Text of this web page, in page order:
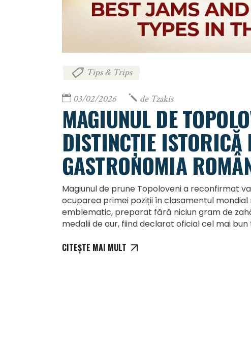
Tips & Trips
03/02/2026 de Tzakis
MAGIUNUL DE
DISTINCȚIE ISTORICĂ
GASTRONOMIA
Magiunul de prune Topoloveni a reconfirmat
ocuparea primei poziții în clasamentul
emblematic, preparat fără niciun gram de
medalii de aur, fiind declarat oficial cel mai bun
CITEȘTE MAI MULT